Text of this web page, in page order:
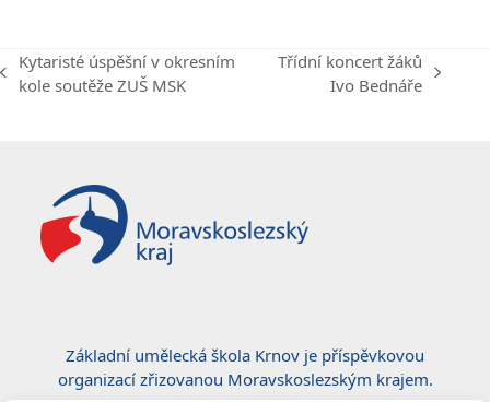
previous
Kytaristé úspěšní v okresním
kole soutěže ZUŠ MSK
Třídní koncert žáků
Ivo Bednáře
Základní umělecká škola Krnov je příspěvkovou
organizací zřizovanou Moravskoslezským krajem.